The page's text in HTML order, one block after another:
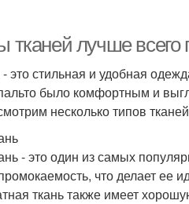
тканей лучше всего
это стильная и удобная
было комфортным и
несколько типов
- это один из самых
что делает
ткань также имеет